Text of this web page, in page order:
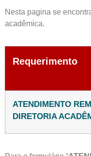
Nesta pagina se
acadêmica.
Requerimento
ATENDIMENTO
DIRETORIA